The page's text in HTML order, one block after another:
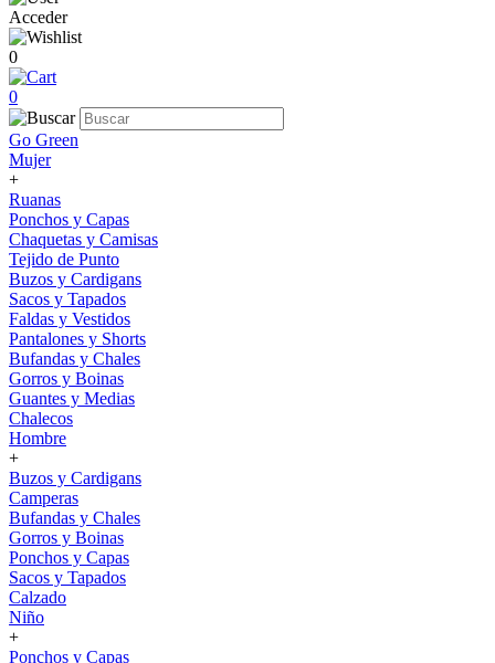
Acceder
0
0
Go Green
Mujer
+
Ruanas
Ponchos y Capas
Chaquetas y Camisas
Tejido de Punto
Buzos y Cardigans
Sacos y Tapados
Faldas y Vestidos
Pantalones y Shorts
Bufandas y Chales
Gorros y Boinas
Guantes y Medias
Chalecos
Hombre
+
Buzos y Cardigans
Camperas
Bufandas y Chales
Gorros y Boinas
Ponchos y Capas
Sacos y Tapados
Calzado
Niño
+
Ponchos y Capas